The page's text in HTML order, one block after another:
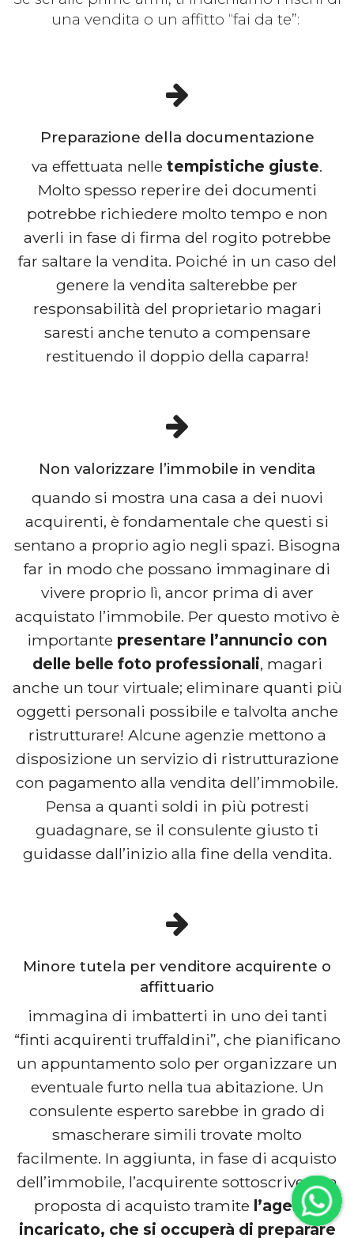
una vendita o un affitto “fai da te”:
Preparazione della documentazione
va effettuata nelle tempistiche giuste.
Molto spesso reperire dei documenti
potrebbe richiedere molto tempo e non
averli in fase di firma del rogito potrebbe
far saltare la vendita. Poiché in un caso del
genere la vendita salterebbe per
responsabilità del proprietario magari
saresti anche tenuto a compensare
restituendo il doppio della caparra!
Non valorizzare l’immobile in vendita
quando si mostra una casa a dei nuovi
acquirenti, è fondamentale che questi si
sentano a proprio agio negli spazi. Bisogna
far in modo che possano immaginare di
vivere proprio lì, ancor prima di aver
acquistato l’immobile. Per questo motivo è
importante presentare l’annuncio con
delle belle foto professionali, magari
anche un tour virtuale; eliminare quanti più
oggetti personali possibile e talvolta anche
ristrutturare! Alcune agenzie mettono a
disposizione un servizio di ristrutturazione
con pagamento alla vendita dell’immobile.
Pensa a quanti soldi in più potresti
guadagnare, se il consulente giusto ti
guidasse dall’inizio alla fine della vendita.
Minore tutela per venditore acquirente o
affittuario
immagina di imbatterti in uno dei tanti
“finti acquirenti truffaldini”, che pianificano
un appuntamento solo per organizzare un
eventuale furto nella tua abitazione. Un
consulente esperto sarebbe in grado di
smascherare simili trovate molto
facilmente. In aggiunta, in fase di acquisto
dell’immobile, l’acquirente sottoscrive una
proposta di acquisto tramite l’agente
incaricato, che si occuperà di preparare